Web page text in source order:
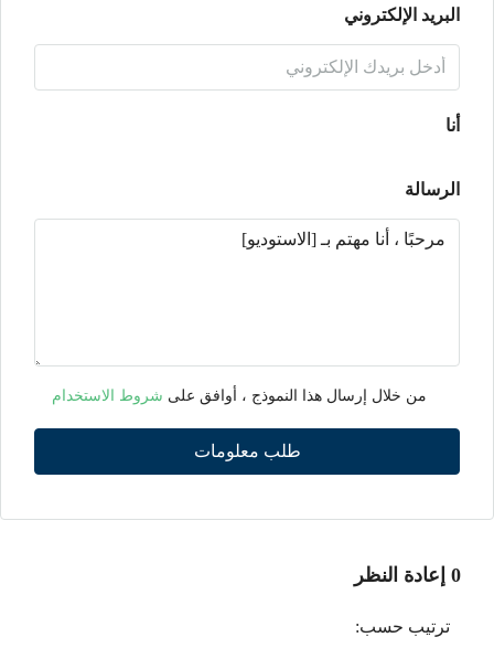
البريد الإلكتروني
أنا
الرسالة
من خلال إرسال هذا النموذج ، أوافق على شروط الاستخدام
طلب معلومات
0 إعادة النظر
ترتيب حسب: